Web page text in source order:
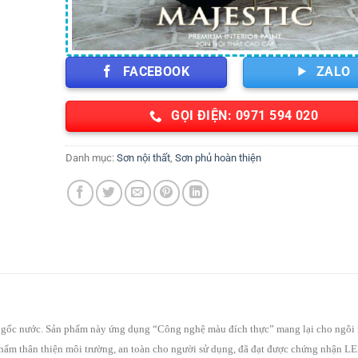
FACEBOOK ZALO
GỌI ĐIỆN: 0971 594 020
Danh mục:Sơn nội thất ,Sơn phủ hoàn thiện
nước. Sản phẩm này ứng dụng “Công nghệ màu đích thực” mang lại cho ngôi
thân thiện môi trường , an toàn cho người sử dụng, đã đạt được chứng nhận